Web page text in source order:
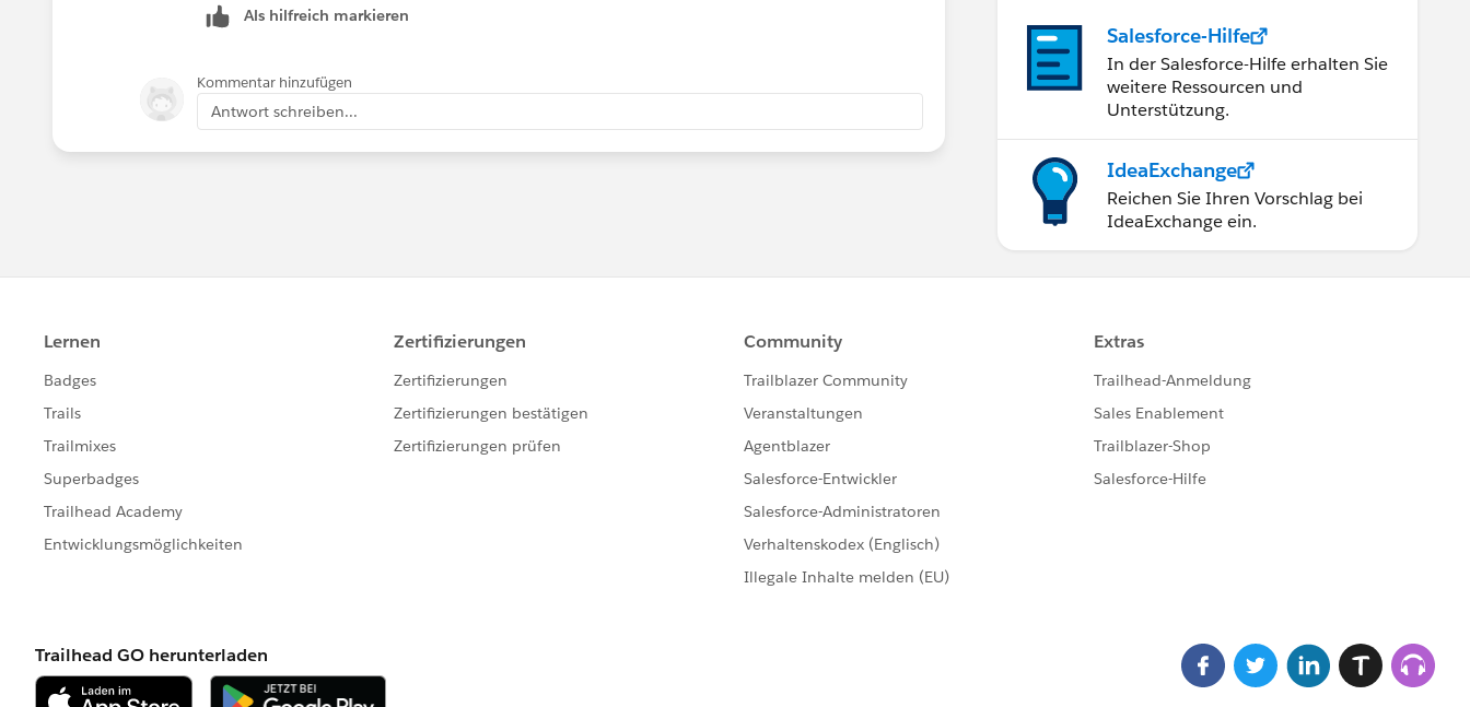
Als hilfreich markieren
Kommentar hinzufügen
Antwort schreiben...
Salesforce-Hilfe
In der Salesforce-Hilfe erhalten Sie
weitere Ressourcen und
Unterstützung.
IdeaExchange
Reichen Sie Ihren Vorschlag bei
IdeaExchange ein.